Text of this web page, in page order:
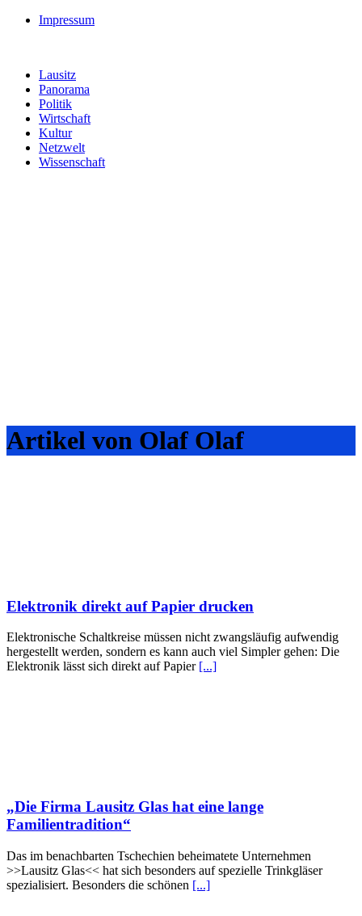
Impressum
Lausitz
Panorama
Politik
Wirtschaft
Kultur
Netzwelt
Wissenschaft
Artikel von Olaf Olaf
Elektronik direkt auf Papier drucken
Elektronische Schaltkreise müssen nicht zwangsläufig aufwendig
hergestellt werden, sondern es kann auch viel Simpler gehen: Die
Elektronik lässt sich direkt auf Papier [...]
„Die Firma Lausitz Glas hat eine lange
Familientradition“
Das im benachbarten Tschechien beheimatete Unternehmen
>>Lausitz Glas<< hat sich besonders auf spezielle Trinkgläser
spezialisiert. Besonders die schönen [...]